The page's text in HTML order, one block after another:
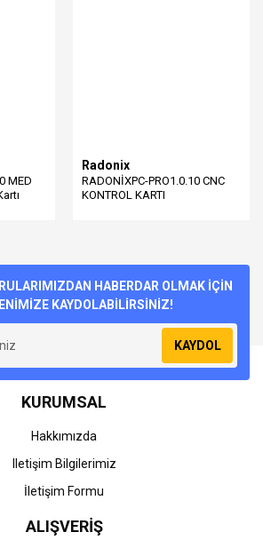
MED
Radonix
RADONİXPC-PRO1.0.10 CNC
KONTROL KARTI
HABERDAR OLMAK İÇİN
KAYDOLABİLİRSİNİZ!
KAYDOL
KURUMSAL
Hakkımızda
Iletişim Bilgilerimiz
İletişim Formu
ALIŞVERİŞ